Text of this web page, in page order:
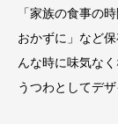
「家族の食事の
おかずに」など
んな時に味気な
うつわとしてデザ